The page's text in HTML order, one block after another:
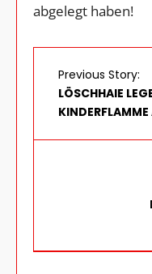
abgelegt haben!
Previous Story:
LÖSCHHAIE
KINDERFLAMME